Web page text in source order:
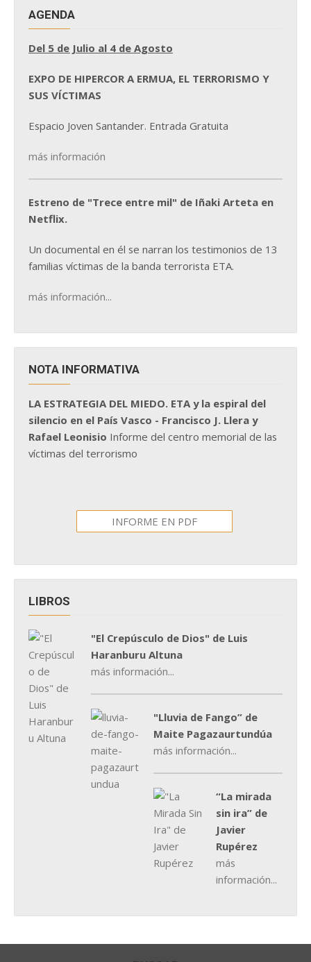
AGENDA
Del 5 de Julio al 4 de Agosto
EXPO DE HIPERCOR A ERMUA, EL TERRORISMO Y
SUS VÍCTIMAS
Espacio Joven Santander. Entrada Gratuita
más información
Estreno de "Trece entre mil" de Iñaki Arteta en
Netflix.
Un documental en él se narran los testimonios de 13
familias víctimas de la banda terrorista ETA.
más información...
NOTA INFORMATIVA
LA ESTRATEGIA DEL MIEDO. ETA y la espiral del
silencio en el País Vasco - Francisco J. Llera y
Rafael Leonisio Informe del centro memorial de las
víctimas del terrorismo
INFORME EN PDF
LIBROS
"El Crepúsculo de Dios" de Luis
Haranburu Altuna
más información...
"Lluvia de Fango” de
Maite Pagazaurtundúa
más información...
“La mirada
sin ira” de
Javier
Rupérez
más
información...